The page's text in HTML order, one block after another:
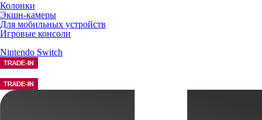
Колонки
Экшн-камеры
Для мобильных устройств
Игровые консоли
Nintendo Switch